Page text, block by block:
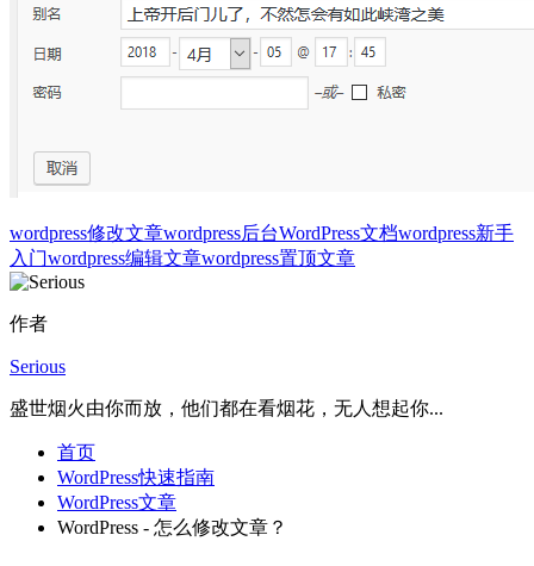
wordpress修改文章wordpress后台WordPress文档wordpress新手
入门wordpress编辑文章wordpress置顶文章
作者
Serious
盛世烟火由你而放，他们都在看烟花，无人想起你...
首页
WordPress快速指南
WordPress文章
WordPress - 怎么修改文章？